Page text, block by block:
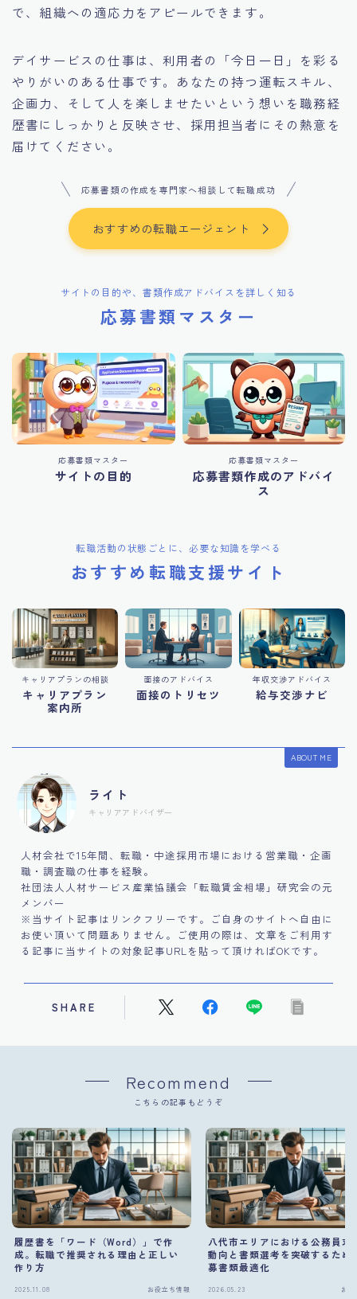
で、組織への適応力をアピールできます。
デイサービスの仕事は、利用者の「今日一日」を彩る
やりがいのある仕事です。あなたの持つ運転スキル、
企画力、そして人を楽しませたいという想いを職務経
歴書にしっかりと反映させ、採用担当者にその熱意を
届けてください。
応募書類の作成を専門家へ相談して転職成功
おすすめの転職エージェント
サイトの目的や、書類作成アドバイスを詳しく知る
応募書類マスター
応募書類マスター
サイトの目的
応募書類マスター
応募書類作成のアドバイ
ス
転職活動の状態ごとに、必要な知識を学べる
おすすめ転職支援サイト
キャリアプランの相談
キャリアプラン
案内所
面接のアドバイス
面接のトリセツ
年収交渉アドバイス
給与交渉ナビ
ABOUT ME
ライト
キャリアアドバイザー
人材会社で15年間、転職・中途採用市場における営業職・企画
職・調査職の仕事を経験。
社団法人人材サービス産業協議会「転職賃金相場」研究会の元
メンバー
※当サイト記事はリンクフリーです。ご自身のサイトへ自由に
お使い頂いて問題ありません。ご使用の際は、文章をご利用す
る記事に当サイトの対象記事URLを貼って頂ければOKです。
SHARE
Recommend
こちらの記事もどうぞ
履歴書を「ワード（Word）」で作
成。転職で推奨される理由と正しい
作り方
2025.11.08 お役立ち情報
八代市エリアにおける公務員求
動向と書類選考を突破するため
募書類最適化
2026.05.23 お